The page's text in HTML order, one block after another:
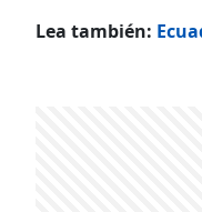
Lea también: